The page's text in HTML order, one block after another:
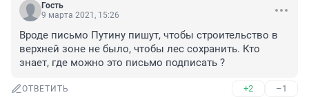
Гость
9 марта 2021, 15:26
Вроде письмо Путину пишут, чтобы строительство в
верхней зоне не было, чтобы лес сохранить. Кто
знает, где можно это письмо подписать ?
ОТВЕТИТЬ +2 –1